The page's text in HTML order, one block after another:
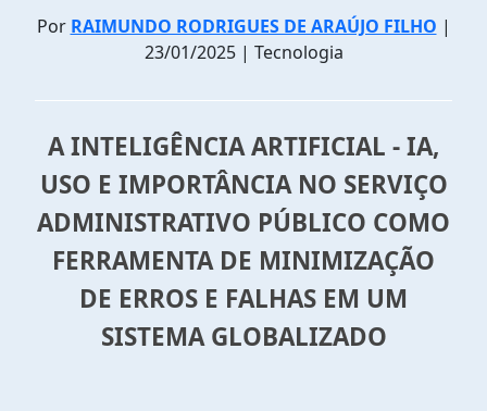
Por RAIMUNDO RODRIGUES DE ARAÚJO FILHO |
23/01/2025 | Tecnologia
A INTELIGÊNCIA ARTIFICIAL - IA,
USO E IMPORTÂNCIA NO SERVIÇO
ADMINISTRATIVO PÚBLICO COMO
FERRAMENTA DE MINIMIZAÇÃO
DE ERROS E FALHAS EM UM
SISTEMA GLOBALIZADO